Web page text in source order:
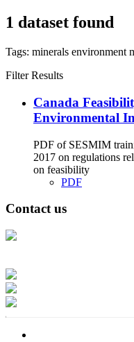
1 dataset found
Tags: minerals environment
Filter Results
Canada
Environmental
PDF of SESMIM
2017 on regulations
on feasibility
PDF
Contact us